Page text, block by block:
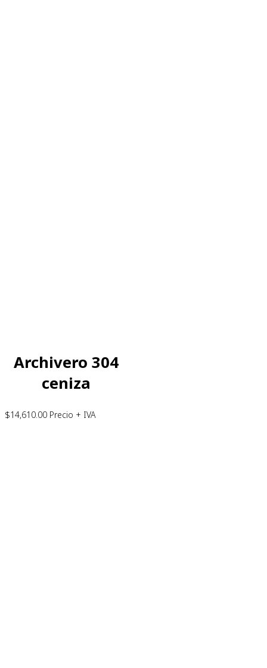
Archivero 304
ceniza
$14,610.00 Precio + IVA